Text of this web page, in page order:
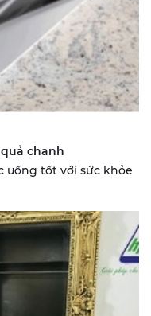
chanh
uống tốt với sức khỏe